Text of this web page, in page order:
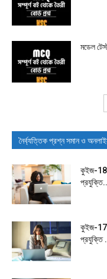
মডেল
নৈর্ব্যত্তিক প্রশ্ন সমান ও
কুইজ-18
কুইজ-17
প্রযুক্তি